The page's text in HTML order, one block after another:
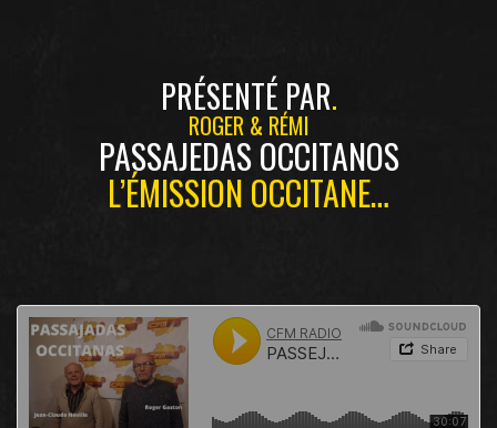
PRÉSENTÉ PAR
ROGER & RÉMI
PASSAJEDAS OCCITANOS
L’ÉMISSION OCCITANE…